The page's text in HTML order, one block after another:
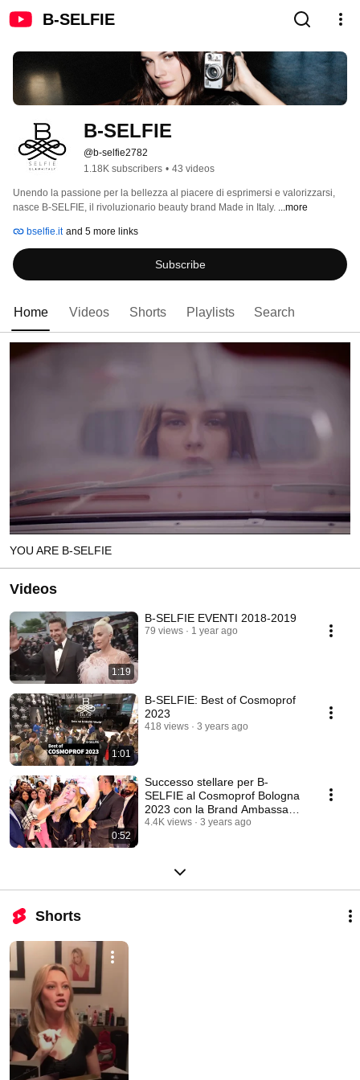
B-SELFIE
B-SELFIE
@b-selfie2782
1.18K subscribers • 43 videos
Unendo la passione per la bellezza al piacere di esprimersi e valorizzarsi,
nasce B-SELFIE, il rivoluzionario beauty brand Made in Italy. ...more
bselfie.it and 5 more links
Subscribe
Home Videos Shorts Playlists Search
YOU ARE B-SELFIE
Videos
1:19
B-SELFIE EVENTI 2018-2019
79 views 1 year ago
1:01
B-SELFIE: Best of Cosmoprof
2023
418 views 3 years ago
0:52
Successo stellare per B-
SELFIE al Cosmoprof Bologna
2023 con la Brand Ambassador
Valeria Marini.
4.4K views 3 years ago
Shorts